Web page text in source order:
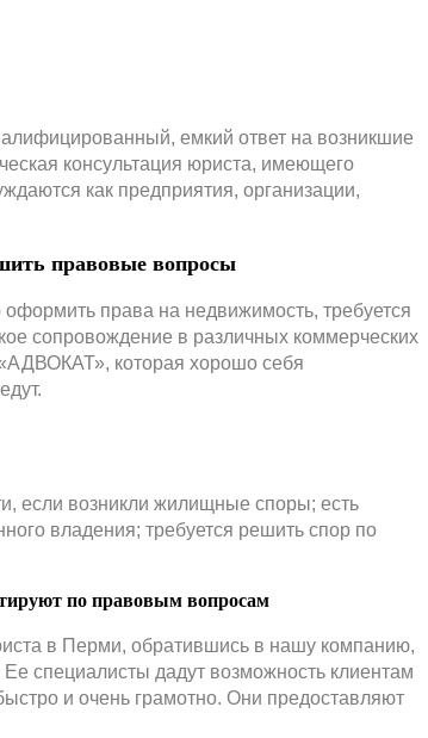
емкий ответ на возникшие
консультация юриста, имеющего
как предприятия, организации,
правовые вопросы
права на недвижимость, требуется
сопровождение в различных коммерческих
которая хорошо себя
если возникли жилищные споры; есть
владения; требуется решить спор по
по правовым вопросам
в Перми, обратившись в нашу компанию,
Ее специалисты дадут возможность клиентам
и очень грамотно. Они предоставляют